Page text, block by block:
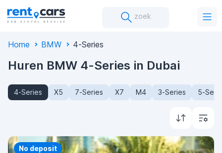
zoek
Home BMW 4-Series
Huren BMW 4-Series in Dubai
4-Series X5 7-Series X7 M4 3-Series 5-
Priority
No deposit